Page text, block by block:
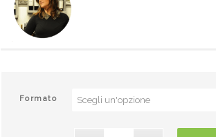
Formato